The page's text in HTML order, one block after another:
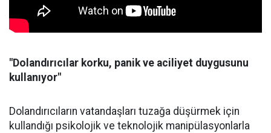
"Dolandırıcılar korku, panik ve aciliyet duygusunu
kullanıyor"
Dolandırıcıların vatandaşları tuzağa düşürmek için
kullandığı psikolojik ve teknolojik manipülasyonlarla